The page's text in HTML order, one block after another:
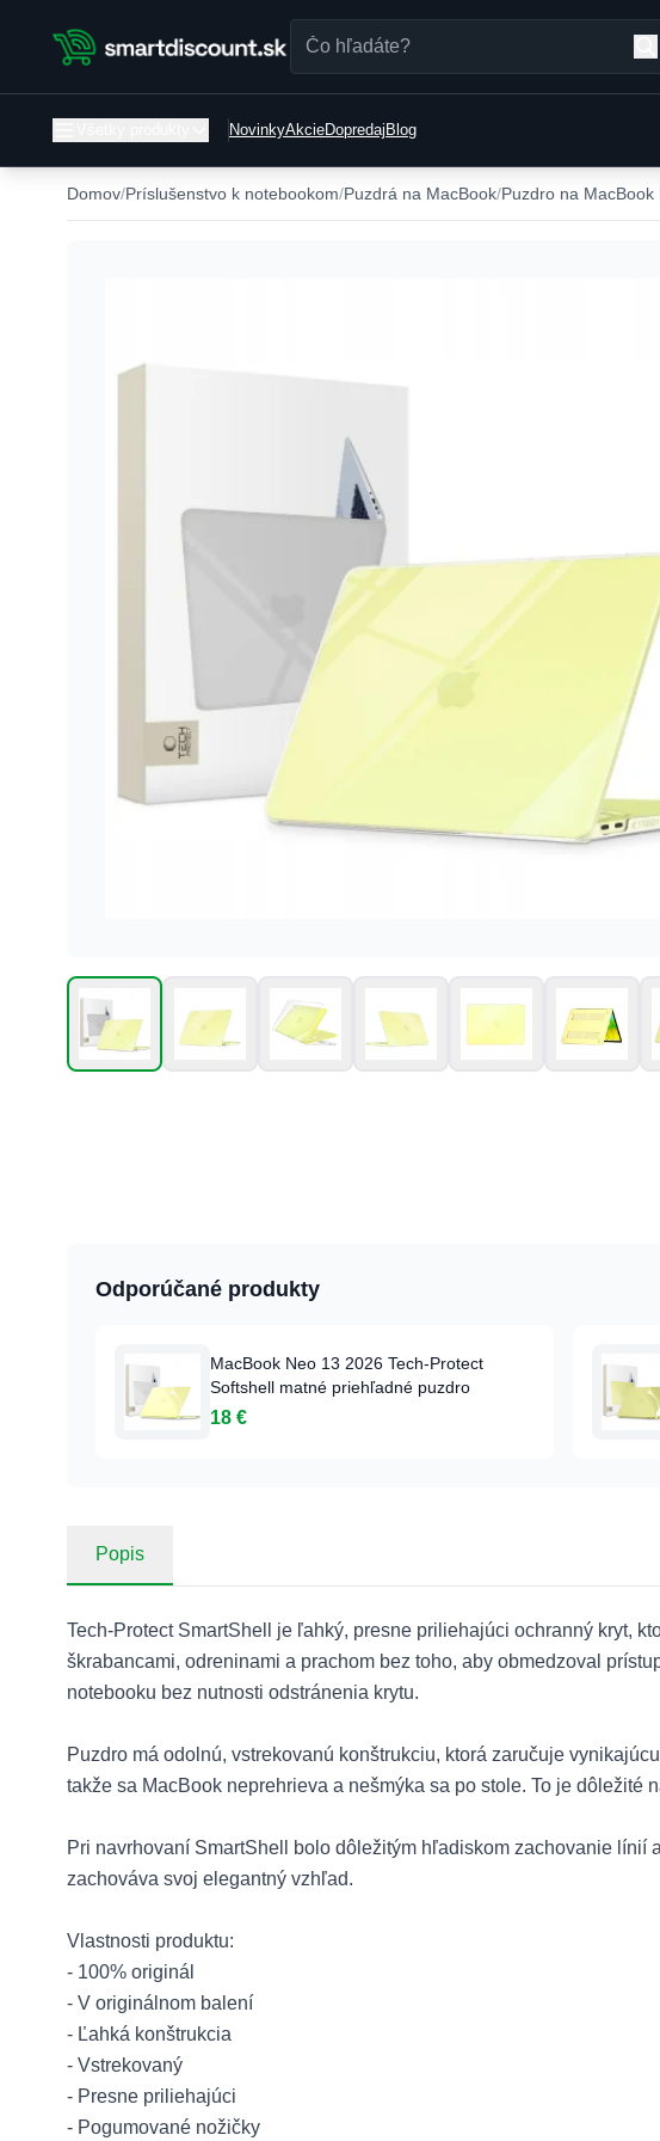
NovinkyAkcieDopredaj Blog
Domov Príslušenstvo k notebookom Puzdrá na MacBook Puzdro na MacBook
Odporúčané produkty
MacBook Neo 13 2026 Tech-Protect
Softshell matné priehľadné puzdro
18 €
Popis
Tech-Protect SmartShell je ľahký, presne priliehajúci ochranný kryt,
škrabancami, odreninami a prachom bez toho, aby obmedzoval
notebooku bez nutnosti odstránenia krytu.
Puzdro má odolnú, vstrekovanú konštrukciu, ktorá zaručuje
takže sa MacBook neprehrieva a nešmýka sa po stole. To je
Pri navrhovaní SmartShell bolo dôležitým hľadiskom zachovanie
zachováva svoj elegantný vzhľad.
Vlastnosti produktu:
- 100% originál
- V originálnom balení
- Ľahká konštrukcia
- Vstrekovaný
- Presne priliehajúci
- Pogumované nožičky